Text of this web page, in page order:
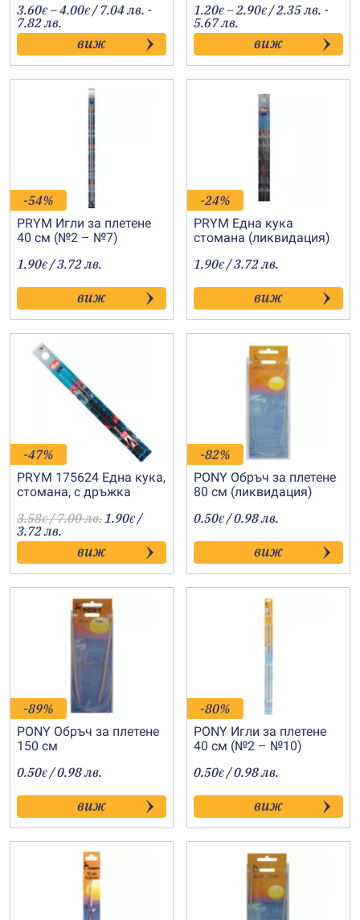
3.60€ –4.00€Price
range:
3.60€
through
4.00€
/ 7.04 лв. -
7.82 лв.
виж
1.20€ –2.90€Price
range:
1.20€
through
2.90€
/ 2.35 лв. -
5.67 лв.
виж
-54%
PRYM Игли за плетене
40 см (№2 – №7)
1.90€ / 3.72 лв.
виж
-24%
PRYM Една кука
стомана (ликвидация)
1.90€ / 3.72 лв.
виж
-47%
PRYM 175624 Една кука,
стомана, с дръжка
3.58€/ 7.00 лв.1.90€ /
3.72 лв.
виж
-82%
PONY Обръч за плетене
80 см (ликвидация)
0.50€ / 0.98 лв.
виж
-89%
PONY Обръч за плетене
150 см
0.50€ / 0.98 лв.
виж
-80%
PONY Игли за плетене
40 см (№2 – №10)
0.50€ / 0.98 лв.
виж